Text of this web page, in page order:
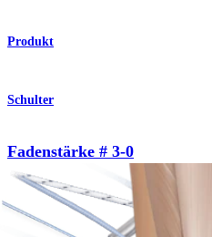
Produkt
Schulter
Fadenstärke # 3-0
Produkt